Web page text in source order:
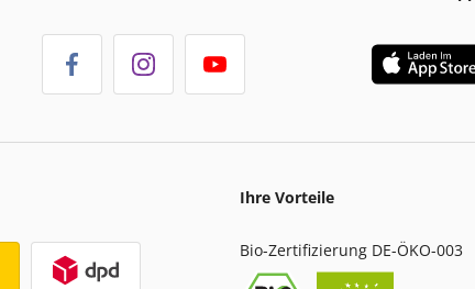
Ihre Vorteile
Bio-Zertifizierung DE-ÖKO-003